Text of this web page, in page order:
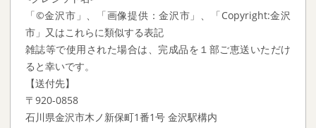
「©金沢市」、「画像提供：金沢市」、「Copyright:金沢
市」又はこれらに類似する表記
雑誌等で使用された場合は、完成品を１部ご恵送いただけ
ると幸いです。
【送付先】
〒920-0858
石川県金沢市木ノ新保町1番1号 金沢駅構内